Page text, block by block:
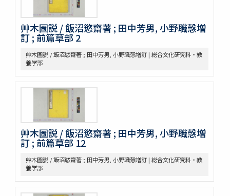
坂本浩然菌譜
茘枝譜 : 七篇第一
天工開物 3巻
嶺表録異 3巻
南産志
續脩臺灣府志
廣東新語 28巻
農政全書 60巻
農桑輯要 7巻
花暦百詠 2巻坿百花賦考百花和稱
事物異名録 40巻
重刊巣氏諸病源候緫論 50巻 (存45巻)
延喜式 50巻
神農本草経
艸木圖説 / 飯沼慾齋著 ; 田中芳男, 小野職愨増
訂 ; 前篇草部 2
艸木圖説 / 飯沼慾齋著 ; 田中芳男, 小野職愨増訂 | 総合文化研究科・教
養学部
艸木圖説 / 飯沼慾齋著 ; 田中芳男, 小野職愨増
訂 ; 前篇草部 12
艸木圖説 / 飯沼慾齋著 ; 田中芳男, 小野職愨増訂 | 総合文化研究科・教
養学部